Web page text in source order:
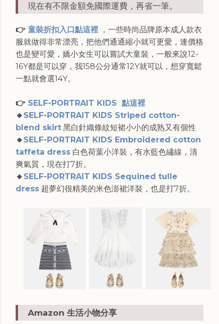
現在有不限金額免國際運費，再省一筆。
👉 童裝折扣入口點這裡 ，一些時尚品牌原本成人款衣
服就做得非常漂亮，把他們通通縮小就可更愛，連價格
也是變可愛，嬌小女生可以嘗試大童裝，一般來說12-
16Y都是可以穿，我158公分通常12Y就可以，想穿寬鬆
一點就會選14Y。
👉 SELF-PORTRAIT KIDS 點這裡
🔸 SELF-PORTRAIT KIDS Striped cotton-
blend skirt 黑白針織條紋短裙小小的成熟又有個性
🔸 SELF-PORTRAIT KIDS Embroidered cotton
taffeta dress 白色荷葉小洋裝，有水藍色繡線，清
爽氣質，現在打7折。
🔸 SELF-PORTRAIT KIDS Sequined tulle
dress 超夢幻很精美的米色澎裙洋裝，也是打7折。
Amazon 生活小物分享